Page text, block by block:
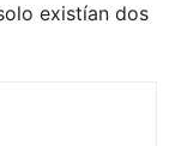
existían dos